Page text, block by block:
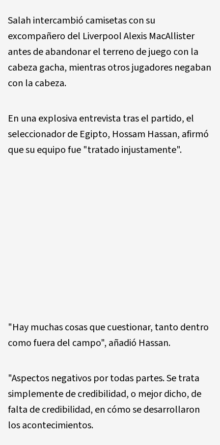
Salah intercambió camisetas con su
excompañero del Liverpool Alexis MacAllister
antes de abandonar el terreno de juego con la
cabeza gacha, mientras otros jugadores negaban
con la cabeza.
En una explosiva entrevista tras el partido, el
seleccionador de Egipto, Hossam Hassan, afirmó
que su equipo fue "tratado injustamente".
"Hay muchas cosas que cuestionar, tanto dentro
como fuera del campo", añadió Hassan.
"Aspectos negativos por todas partes. Se trata
simplemente de credibilidad, o mejor dicho, de
falta de credibilidad, en cómo se desarrollaron
los acontecimientos.